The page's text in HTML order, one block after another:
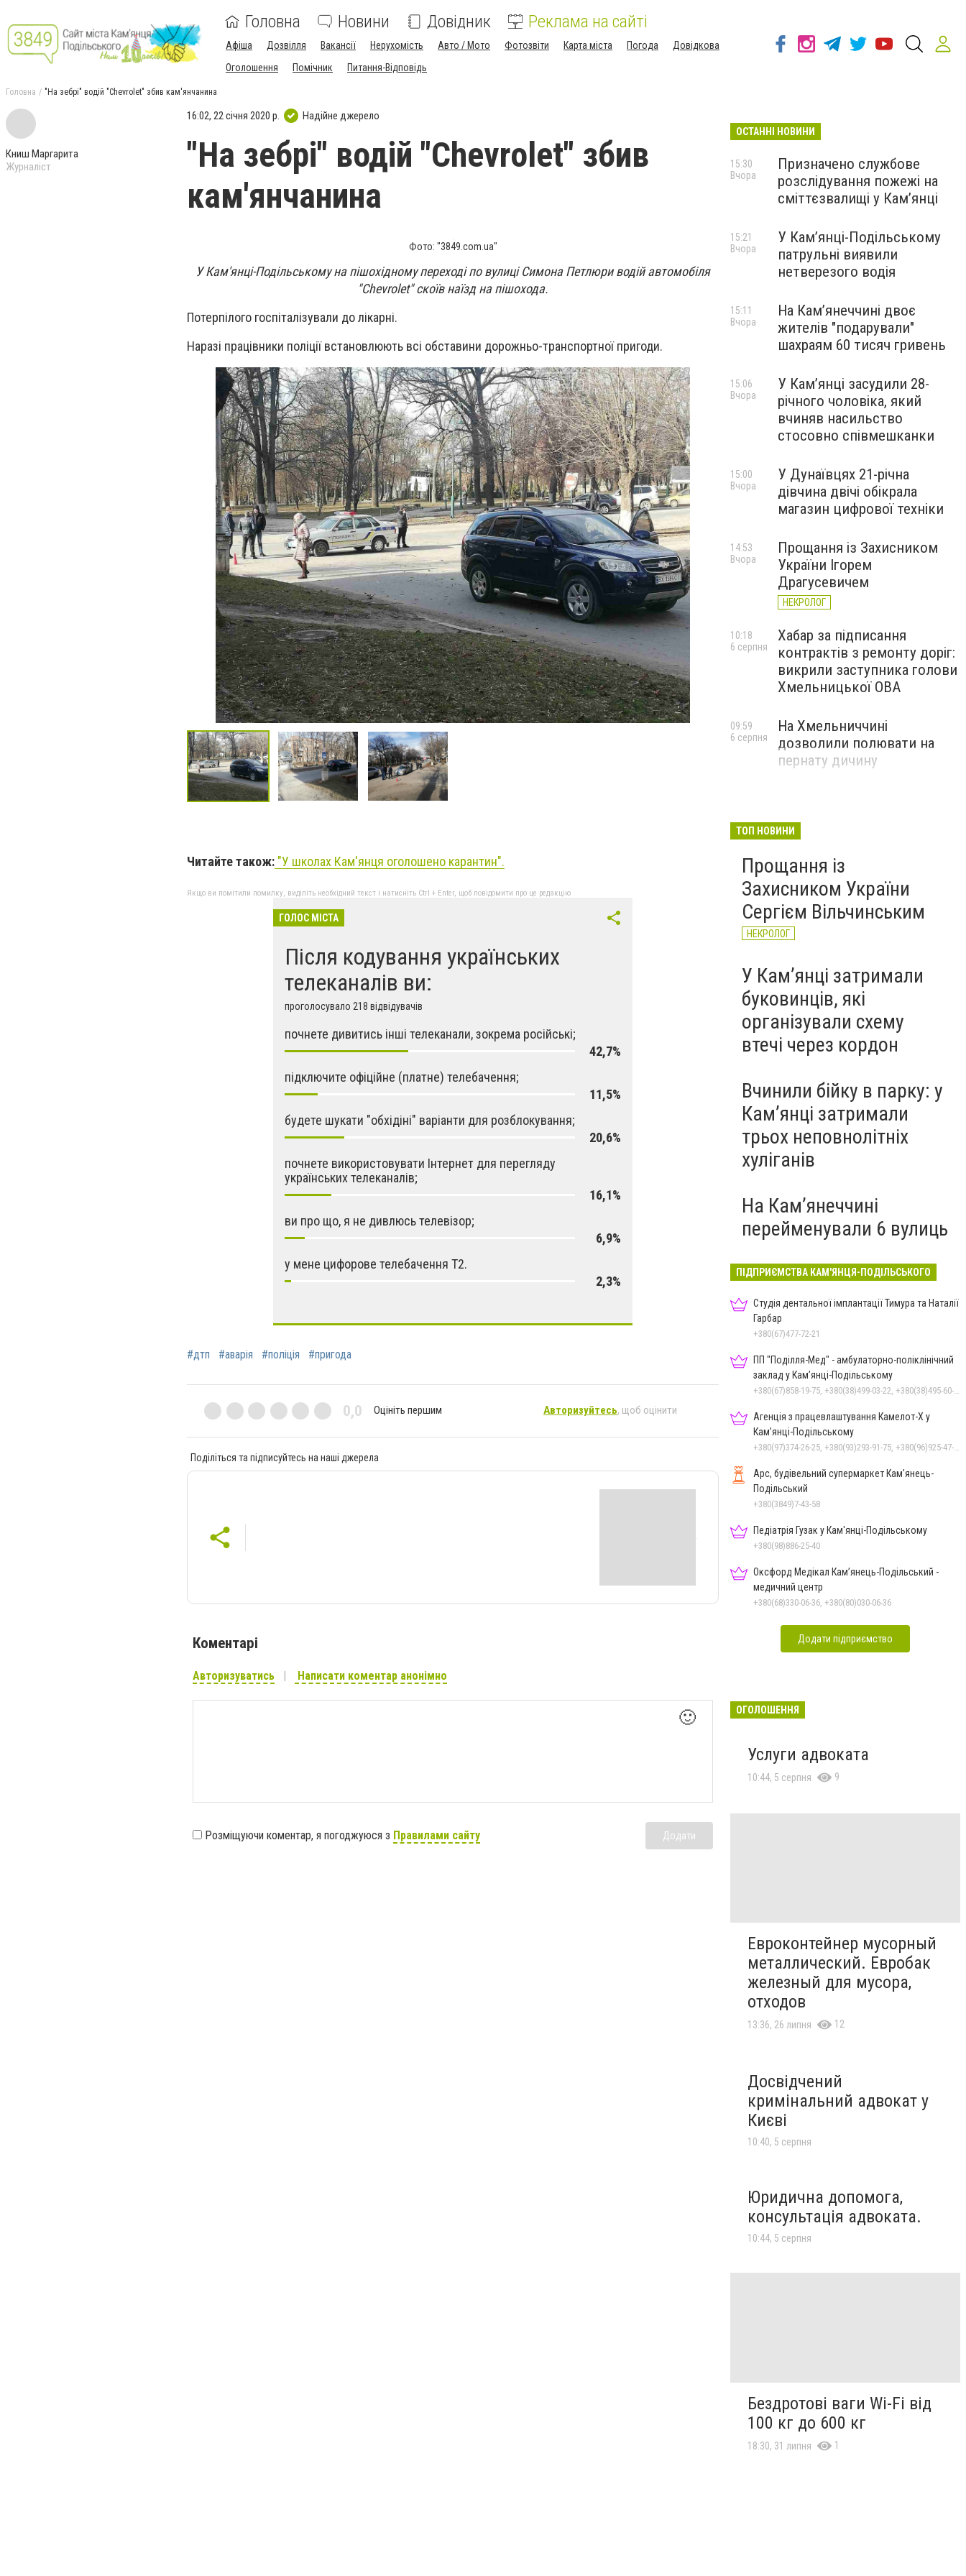
Головна Новини Довідник Реклама на сайті
Афіша Дозвілля Вакансії Нерухомість Авто / Мото Фотозвіти Карта міста Погода
Довідкова
Оголошення
Помічник Питання-Відповідь
Головна "На зебрі" водій "Chevrolet" збив кам'янчанина
Книш Маргарита
Журналіст
16:02, 22 січня 2020 р. Надійне джерело
"На зебрі" водій "Chevrolet" збив
кам'янчанина
Фото: "3849.com.ua"
У Кам'янці-Подільському на пішохідному переході по вулиці Симона Петлюри водій автомобіля
"Chevrolet" скоїв наїзд на пішохода.
Потерпілого госпіталізували до лікарні.
Наразі працівники поліції встановлюють всі обставини дорожньо-транспортної пригоди.
Читайте також: "У школах Кам'янця оголошено карантин".
Якщо ви помітили помилку, виділіть необхідний текст і натисніть Ctrl + Enter, щоб повідомити про це редакцію
ГОЛОС МІСТА
Після кодування українських
телеканалів ви:
проголосувало 218 відвідувачів
почнете дивитись інші телеканали, зокрема російські;
42,7%
підключите офіційне (платне) телебачення;
11,5%
будете шукати "обхідіні" варіанти для розблокування;
20,6%
почнете використовувати Інтернет для перегляду
українських телеканалів;
16,1%
ви про що, я не дивлюсь телевізор;
6,9%
у мене цифорове телебачення Т2.
2,3%
#дтп #аварія #поліція #пригода
0,0 Оцініть першим Авторизуйтесь, щоб оцінити
Поділіться та підписуйтесь на наші джерела
Коментарі
Авторизуватись Написати коментар анонімно
🙂
Розміщуючи коментар, я погоджуюся з Правилами сайту Додати
ОСТАННІ НОВИНИ
Призначено службове
розслідування пожежі на
сміттєзвалищі у Кам’янці
15:30
Вчора
У Кам’янці-Подільському
патрульні виявили
нетверезого водія
15:21
Вчора
На Камʼянеччині двоє
жителів "подарували"
шахраям 60 тисяч гривень
15:11
Вчора
У Камʼянці засудили 28-
річного чоловіка, який
вчиняв насильство
стосовно співмешканки
15:06
Вчора
У Дунаївцях 21-річна
дівчина двічі обікрала
магазин цифрової техніки
15:00
Вчора
Прощання із Захисником
України Ігорем
Драгусевичем
НЕКРОЛОГ
14:53
Вчора
Хабар за підписання
контрактів з ремонту доріг:
викрили заступника голови
Хмельницької ОВА
10:18
6 серпня
На Хмельниччині
дозволили полювати на
пернату дичину
09:59
6 серпня
ТОП НОВИНИ
Прощання із
Захисником України
Сергієм Вільчинським
НЕКРОЛОГ
У Кам’янці затримали
буковинців, які
організували схему
втечі через кордон
Вчинили бійку в парку: у
Кам’янці затримали
трьох неповнолітніх
хуліганів
На Камʼянеччині
перейменували 6 вулиць
ПІДПРИЄМСТВА КАМ'ЯНЦЯ-ПОДІЛЬСЬКОГО
Студія дентальної імплантації Тимура та Наталії
Гарбар
+380(67)477-72-21
ПП "Поділля-Мед" - амбулаторно-поліклінічний
заклад у Кам’янці-Подільському
+380(67)858-19-75, +380(38)499-03-22, +380(38)495-60-27
Агенція з працевлаштування Камелот-Х у
Кам’янці-Подільському
+380(97)374-26-25, +380(93)293-91-75, +380(96)925-47-71, +380(73)327-54-83
Арс, будівельний супермаркет Кам'янець-
Подільський
+380(3849)7-43-58
Педіатрія Гузак у Кам'янці-Подільському
+380(98)886-25-40
Оксфорд Медікал Кам’янець-Подільський -
медичний центр
+380(68)330-06-36, +380(80)030-06-36
Додати підприємство
ОГОЛОШЕННЯ
Услуги адвоката
10:44, 5 серпня 9
Евроконтейнер мусорный
металлический. Евробак
железный для мусора,
отходов
13:36, 26 липня 12
Досвідчений
кримінальний адвокат у
Києві
10:40, 5 серпня
Юридична допомога,
консультація адвоката.
10:44, 5 серпня
Бездротові ваги Wi-Fi від
100 кг до 600 кг
18:30, 31 липня 1